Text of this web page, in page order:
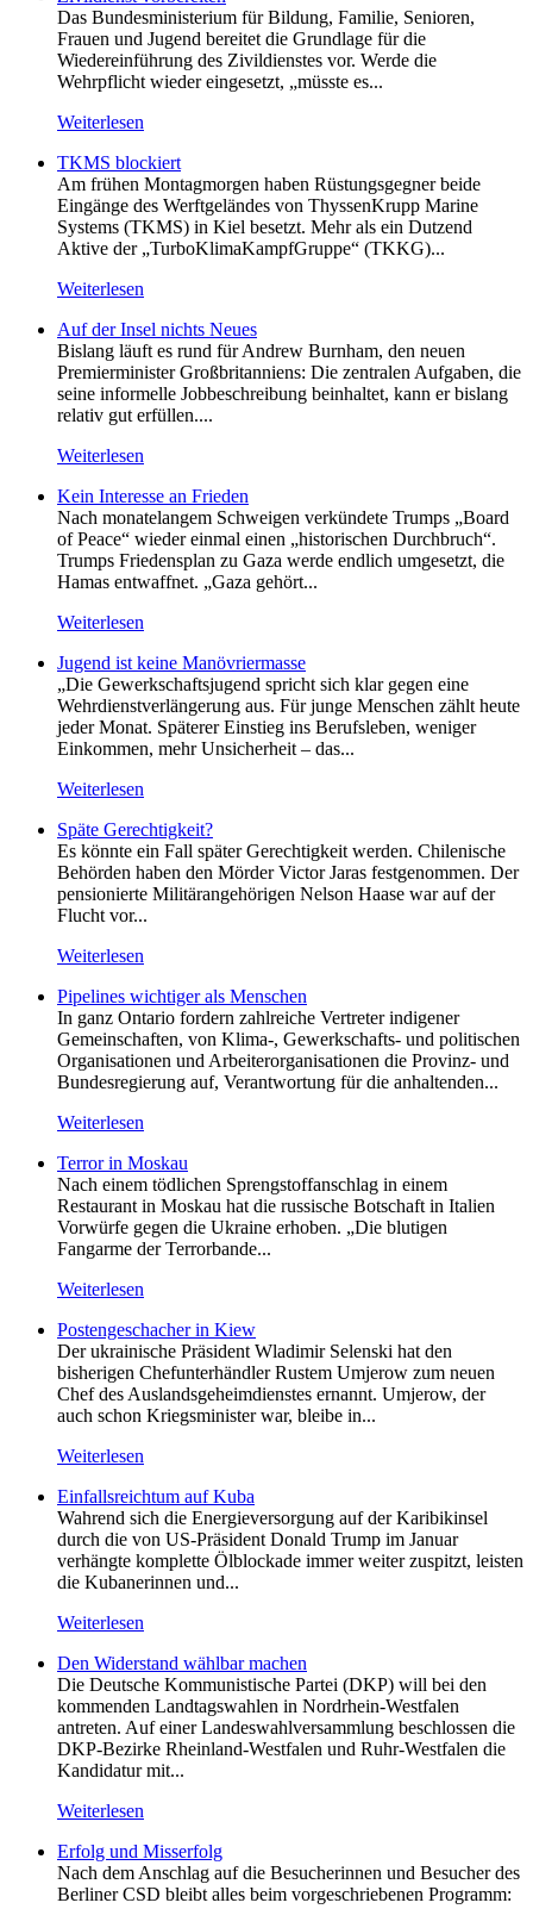
Das Bundesministerium für Bildung, Familie, Senioren,
Frauen und Jugend bereitet die Grundlage für die
Wiedereinführung des Zivildienstes vor. Werde die
Wehrpflicht wieder eingesetzt, „müsste es...
Weiterlesen
TKMS blockiert
Am frühen Montagmorgen haben Rüstungsgegner beide
Eingänge des Werftgeländes von ThyssenKrupp Marine
Systems (TKMS) in Kiel besetzt. Mehr als ein Dutzend
Aktive der „TurboKlimaKampfGruppe“ (TKKG)...
Weiterlesen
Auf der Insel nichts Neues
Bislang läuft es rund für Andrew Burnham, den neuen
Premierminister Großbritanniens: Die zentralen Aufgaben, die
seine informelle Jobbeschreibung beinhaltet, kann er bislang
relativ gut erfüllen....
Weiterlesen
Kein Inte­resse an Frieden
Nach monatelangem Schweigen verkündete Trumps „Board
of Peace“ wieder einmal einen „historischen Durchbruch“.
Trumps Friedensplan zu Gaza werde endlich umgesetzt, die
Hamas entwaffnet. „Gaza gehört...
Weiterlesen
Jugend ist keine Manövriermasse
„Die Gewerkschaftsjugend spricht sich klar gegen eine
Wehrdienstverlängerung aus. Für junge Menschen zählt heute
jeder Monat. Späterer Einstieg ins Berufsleben, weniger
Einkommen, mehr Unsicherheit – das...
Weiterlesen
Späte Gerechtigkeit?
Es könnte ein Fall später Gerechtigkeit werden. Chilenische
Behörden haben den Mörder Victor Jaras festgenommen. Der
pensionierte Militärangehörigen Nelson Haase war auf der
Flucht vor...
Weiterlesen
Pipelines wichtiger als Menschen
In ganz Ontario fordern zahlreiche Vertreter indigener
Gemeinschaften, von Klima-, Gewerkschafts- und politischen
Organisationen und Arbeiterorganisationen die Provinz- und
Bundesregierung auf, Verantwortung für die anhaltenden...
Weiterlesen
Terror in Moskau
Nach einem tödlichen Sprengstoffanschlag in einem
Restaurant in Moskau hat die russische Botschaft in Italien
Vorwürfe gegen die Ukraine erhoben. „Die blutigen
Fangarme der Terrorbande...
Weiterlesen
Postengeschacher in Kiew
Der ukrainische Präsident Wladimir Selenski hat den
bisherigen Chefunterhändler Rustem Umjerow zum neuen
Chef des Auslandsgeheimdienstes ernannt. Umjerow, der
auch schon Kriegsminister war, bleibe in...
Weiterlesen
Einfallsreichtum auf Kuba
Wahrend sich die Energieversorgung auf der Karibikinsel
durch die von US-Präsident Donald Trump im Januar
verhängte komplette Ölblockade immer weiter zuspitzt, leisten
die Kubanerinnen und...
Weiterlesen
Den Widerstand wählbar machen
Die Deutsche Kommunistische Partei (DKP) will bei den
kommenden Landtagswahlen in Nordrhein-Westfalen
antreten. Auf einer Landeswahlversammlung beschlossen die
DKP-Bezirke Rheinland-Westfalen und Ruhr-Westfalen die
Kandidatur mit...
Weiterlesen
Erfolg und Misserfolg
Nach dem Anschlag auf die Besucherinnen und Besucher des
Berliner CSD bleibt alles beim vorgeschriebenen Programm: